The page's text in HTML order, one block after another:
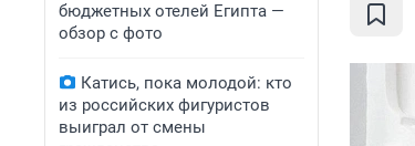
бюджетных отелей Египта —
обзор с фото
Катись, пока молодой: кто
из российских фигуристов
выиграл от смены